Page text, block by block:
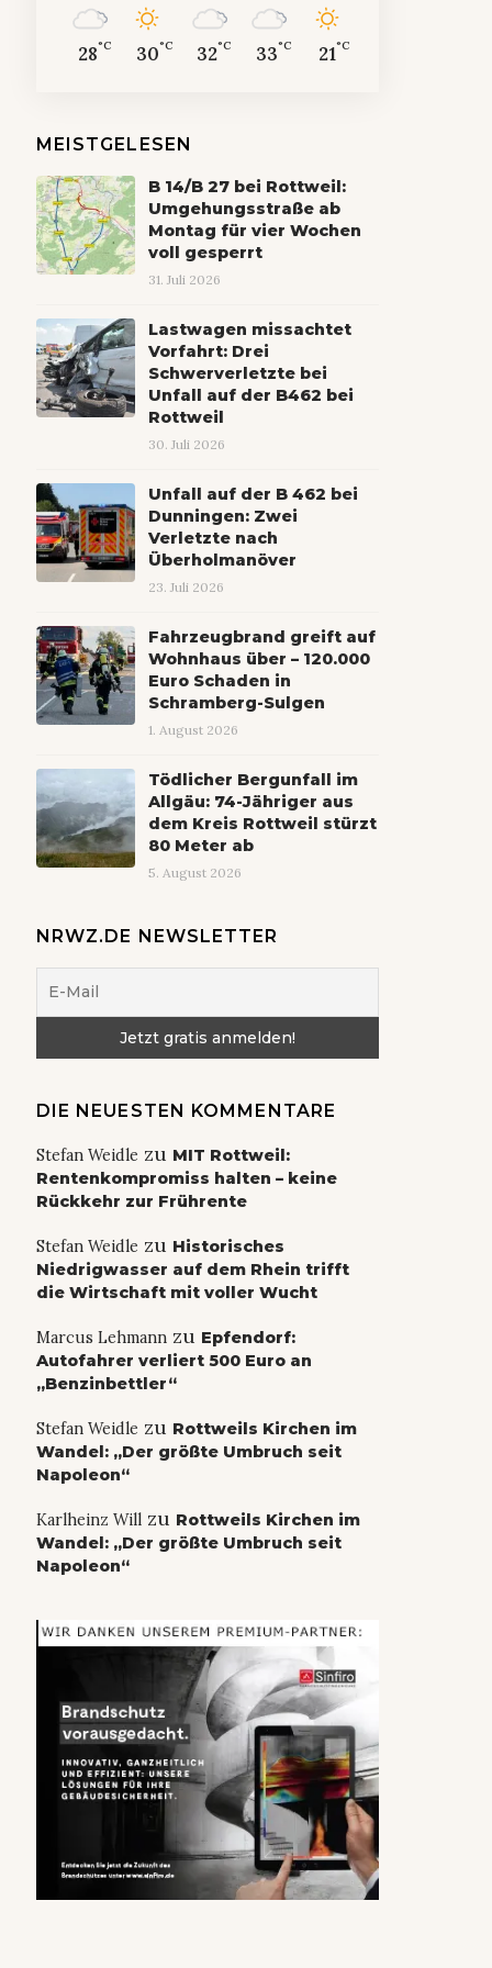
28°C 30°C 32°C 33°C 21°C
MEISTGELESEN
B 14/B 27 bei Rottweil:
Umgehungsstraße ab
Montag für vier Wochen
voll gesperrt
31. Juli 2026
Lastwagen missachtet
Vorfahrt: Drei
Schwerverletzte bei
Unfall auf der B462 bei
Rottweil
30. Juli 2026
Unfall auf der B 462 bei
Dunningen: Zwei
Verletzte nach
Überholmanöver
23. Juli 2026
Fahrzeugbrand greift auf
Wohnhaus über – 120.000
Euro Schaden in
Schramberg-Sulgen
1. August 2026
Tödlicher Bergunfall im
Allgäu: 74-Jähriger aus
dem Kreis Rottweil stürzt
80 Meter ab
5. August 2026
NRWZ.DE NEWSLETTER
DIE NEUESTEN KOMMENTARE
Stefan Weidle zu MIT Rottweil:
Rentenkompromiss halten – keine
Rückkehr zur Frührente
Stefan Weidle zu Historisches
Niedrigwasser auf dem Rhein trifft
die Wirtschaft mit voller Wucht
Marcus Lehmannzu Epfendorf:
Autofahrer verliert 500 Euro an
„Benzinbettler“
Stefan Weidle zu Rottweils Kirchen im
Wandel: „Der größte Umbruch seit
Napoleon“
Karlheinz Willzu Rottweils Kirchen im
Wandel: „Der größte Umbruch seit
Napoleon“